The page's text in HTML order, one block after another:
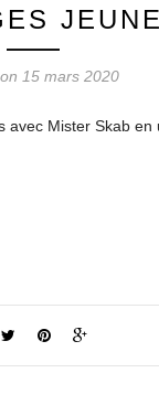
15 mars 2020
avec Mister Skab